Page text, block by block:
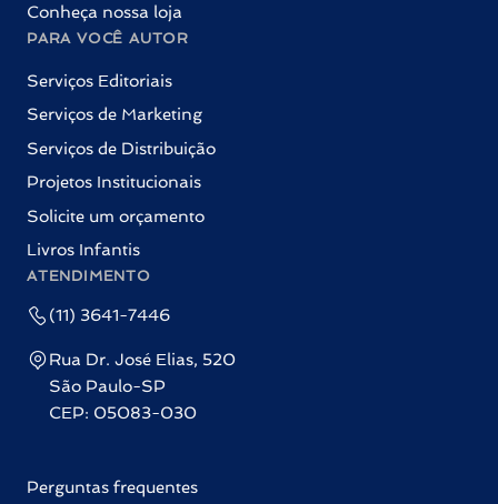
Conheça nossa loja
PARA VOCÊ AUTOR
Serviços Editoriais
Serviços de Marketing
Serviços de Distribuição
Projetos Institucionais
Solicite um orçamento
Livros Infantis
ATENDIMENTO
(11) 3641-7446
Rua Dr. José Elias, 520
São Paulo-SP
CEP: 05083-030
Perguntas frequentes